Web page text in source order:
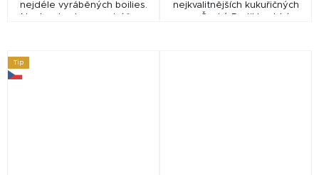
nejdéle vyráběných boilies.
Nyní s obsahem vodní řasy,
nejkvalitnějších kukuřičných
zrn.Český Partikl nabízí
Tip